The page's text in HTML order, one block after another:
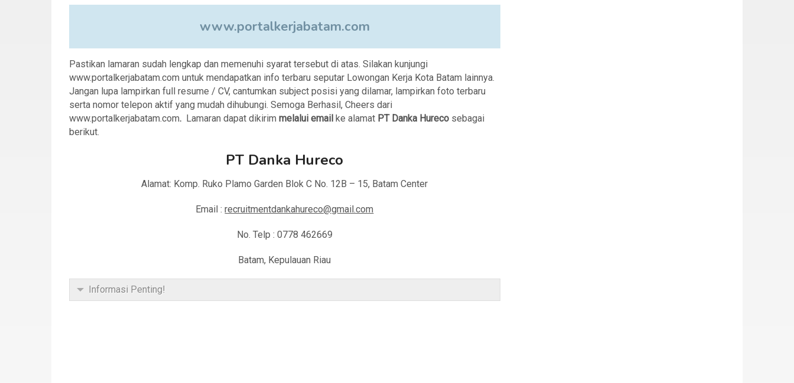
www.portalkerjabatam.com
Pastikan lamaran sudah lengkap dan memenuhi syarat tersebut di atas. Silakan kunjungi
www.portalkerjabatam.com untuk mendapatkan info terbaru seputar Lowongan Kerja Kota Batam lainnya.
Jangan lupa lampirkan full resume / CV, cantumkan subject posisi yang dilamar, lampirkan foto terbaru
serta nomor telepon aktif yang mudah dihubungi. Semoga Berhasil, Cheers dari
www.portalkerjabatam.com. Lamaran dapat dikirim melalui email ke alamat PT Danka Hureco sebagai
berikut.
PT Danka Hureco
Alamat: Komp. Ruko Plamo Garden Blok C No. 12B – 15, Batam Center
Email :recruitmentdankahureco@gmail.com
No. Telp : 0778 462669
Batam, Kepulauan Riau
Informasi Penting!